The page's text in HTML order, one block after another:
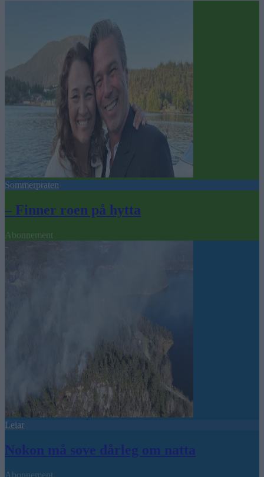
Sommerpraten
– Finner roen på hytta
Abonnement
Leiar
Nokon må sove dårleg om natta
Abonnement